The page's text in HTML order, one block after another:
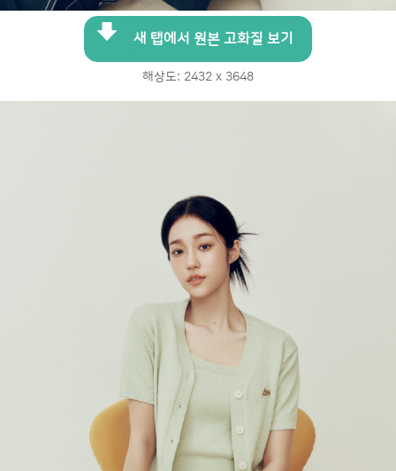
새 탭에서 원본 고화질 보기
해상도: 2432 x 3648